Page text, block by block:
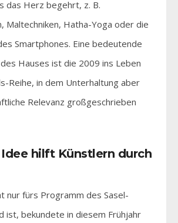
das Herz begehrt, z. B.
Maltechniken, Hatha-Yoga oder die
Smartphones. Eine bedeutende
Hauses ist die 2009 ins Leben
Reihe, in dem Unterhaltung aber
Relevanz großgeschrieben
hilft Künstlern durch
nur fürs Programm des Sasel-
ist, bekundete in diesem Frühjahr